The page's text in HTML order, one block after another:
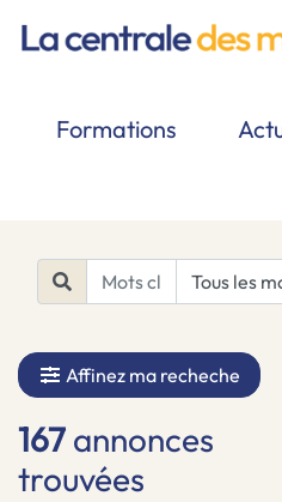
Formations
Affinez ma recheche
167 annonces
trouvées